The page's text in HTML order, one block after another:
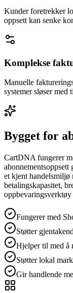
Kunder foretrekker
oppsett kan senke
Komplekse
Manuelle
systemer sløser med
Bygget for
CartDNA fungerer
et kjent handelsmiljø
betalingskapasitet,
Fungerer med
Støtter
Hjelper til med å
Støtter lokal
Gir handlende